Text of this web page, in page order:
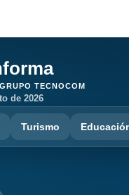
TECNOCOM
de 2026
Turismo